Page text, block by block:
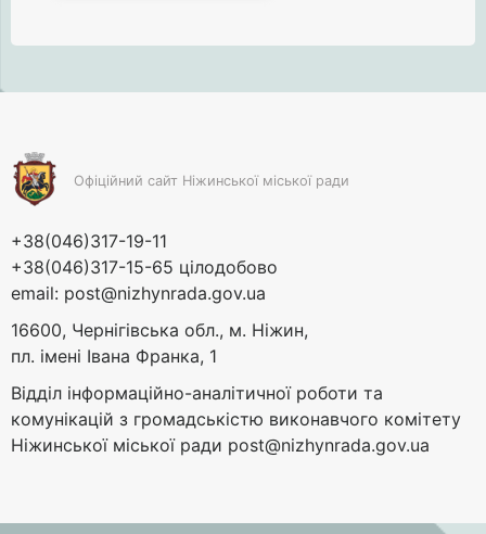
Офіційний сайт Ніжинської міської ради
+38(046)317-19-11
+38(046)317-15-65 цілодобово
email: post@nizhynrada.gov.ua
16600, Чернігівська обл., м. Ніжин,
пл. імені Івана Франка, 1
Відділ інформаційно-аналітичної роботи та
комунікацій з громадськістю виконавчого комітету
Ніжинської міської ради post@nizhynrada.gov.ua